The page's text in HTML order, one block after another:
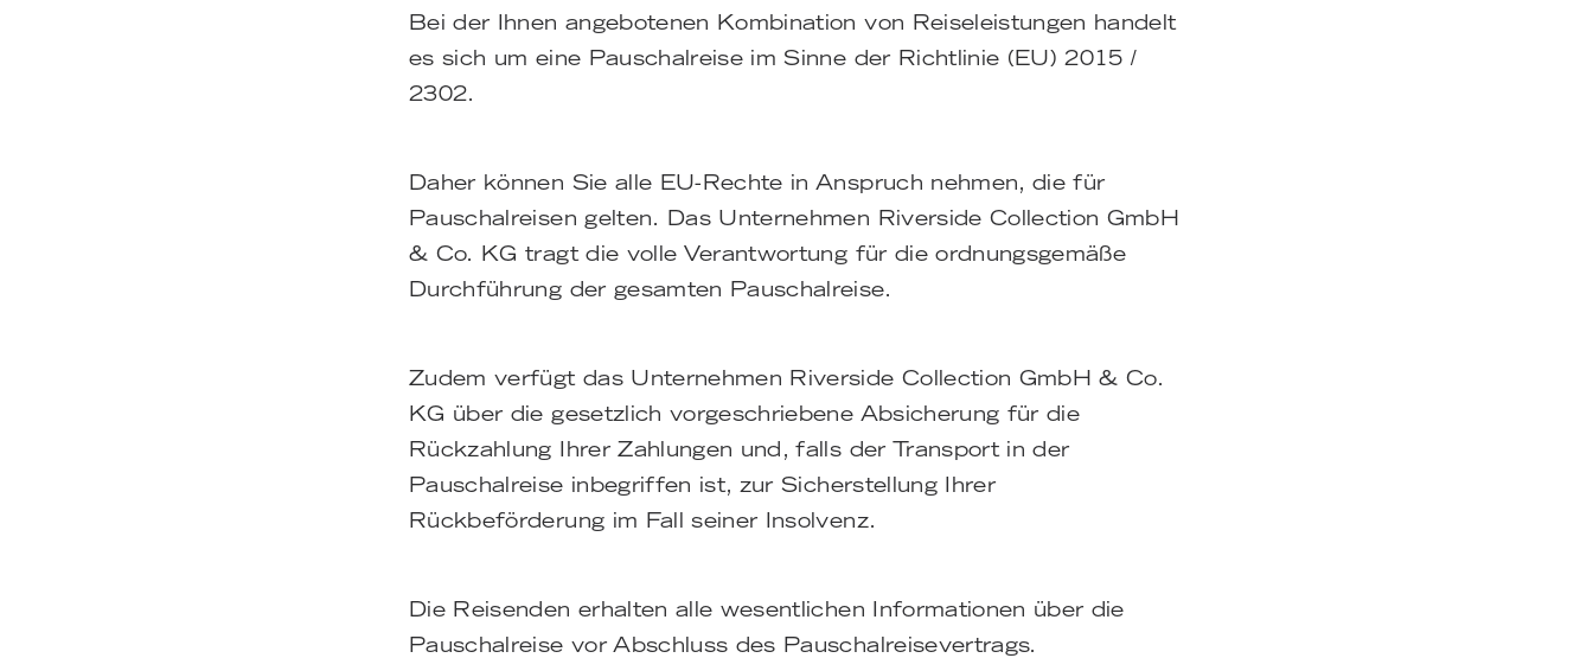
Bei der Ihnen angebotenen Kombination von Reiseleistungen handelt
es sich um eine Pauschalreise im Sinne der Richtlinie (EU) 2015 /
2302.
Daher können Sie alle EU-Rechte in Anspruch nehmen, die für
Pauschalreisen gelten. Das Unternehmen Riverside Collection GmbH
& Co. KG tragt die volle Verantwortung für die ordnungsgemäße
Durchführung der gesamten Pauschalreise.
Zudem verfügt das Unternehmen Riverside Collection GmbH & Co.
KG über die gesetzlich vorgeschriebene Absicherung für die
Rückzahlung Ihrer Zahlungen und, falls der Transport in der
Pauschalreise inbegriffen ist, zur Sicherstellung Ihrer
Rückbeförderung im Fall seiner Insolvenz.
Die Reisenden erhalten alle wesentlichen Informationen über die
Pauschalreise vor Abschluss des Pauschalreisevertrags.